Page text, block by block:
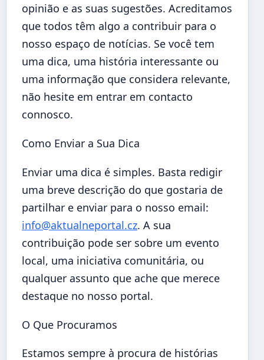
opinião e as suas sugestões. Acreditamos
que todos têm algo a contribuir para o
nosso espaço de notícias. Se você tem
uma dica, uma história interessante ou
uma informação que considera relevante,
não hesite em entrar em contacto
connosco.
Como Enviar a Sua Dica
Enviar uma dica é simples. Basta redigir
uma breve descrição do que gostaria de
partilhar e enviar para o nosso email:
info@aktualneportal.cz. A sua
contribuição pode ser sobre um evento
local, uma iniciativa comunitária, ou
qualquer assunto que ache que merece
destaque no nosso portal.
O Que Procuramos
Estamos sempre à procura de histórias